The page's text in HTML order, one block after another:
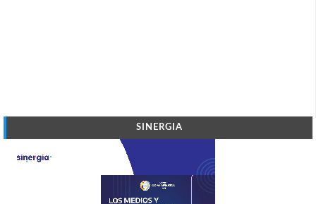
SINERGIA